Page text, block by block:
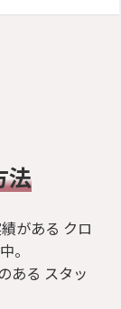
法
がある クロ
。
ある スタッ